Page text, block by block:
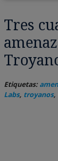
Tres
Etiquetas:
Labs, troyanos,